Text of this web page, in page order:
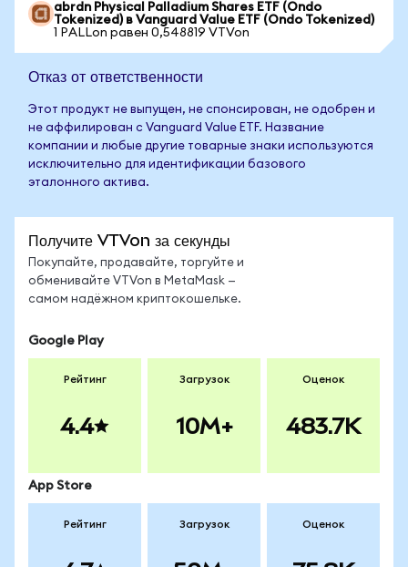
abrdn Physical Palladium Shares ETF (Ondo
Tokenized) в Vanguard Value ETF (Ondo Tokenized)
1 PALLon равен 0,548819 VTVon
Отказ от ответственности
Этот продукт не выпущен, не спонсирован, не одобрен и
не аффилирован с Vanguard Value ETF. Название
компании и любые другие товарные знаки используются
исключительно для идентификации базового
эталонного актива.
Получите VTVon за секунды
Покупайте, продавайте, торгуйте и
обменивайте VTVon в MetaMask —
самом надёжном криптокошельке.
Google Play
Рейтинг
4.4
Загрузок
10M+
Оценок
483.7K
App Store
Рейтинг Загрузок Оценок